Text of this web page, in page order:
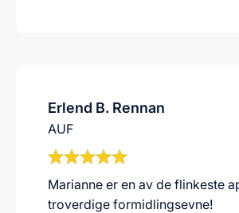
Erlend B. Rennan
AUF
Marianne er en av de flinkeste
troverdige formidlingsevne!